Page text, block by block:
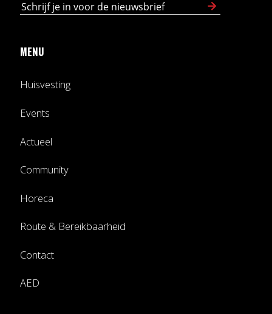
MENU
Huisvesting
Events
Actueel
Community
Horeca
Route & Bereikbaarheid
Contact
AED